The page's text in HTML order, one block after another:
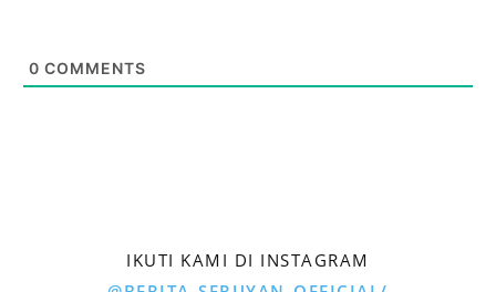
0 COMMENTS
IKUTI KAMI DI INSTAGRAM